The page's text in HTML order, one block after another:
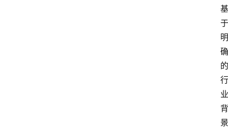
基
于
明
确
的
行
业
背
景